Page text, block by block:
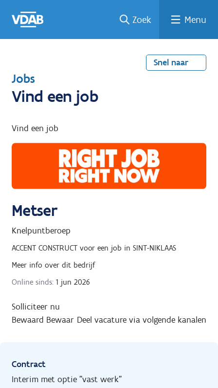
naar
een
een
job
naar
Zoek Menu
Snel naar
T
e
u
g
a
r
Jobs
Vind een job
Vind een job
Metser
Knelpuntberoep
ACCENT CONSTRUCT voor een job in SINT-NIKLAAS
Meer info over dit bedrijf
Online sinds: 1 jun 2026
Solliciteer nu
Bewaard Bewaar Deel vacature via volgende kanalen
Contract
Interim met optie "vast werk"